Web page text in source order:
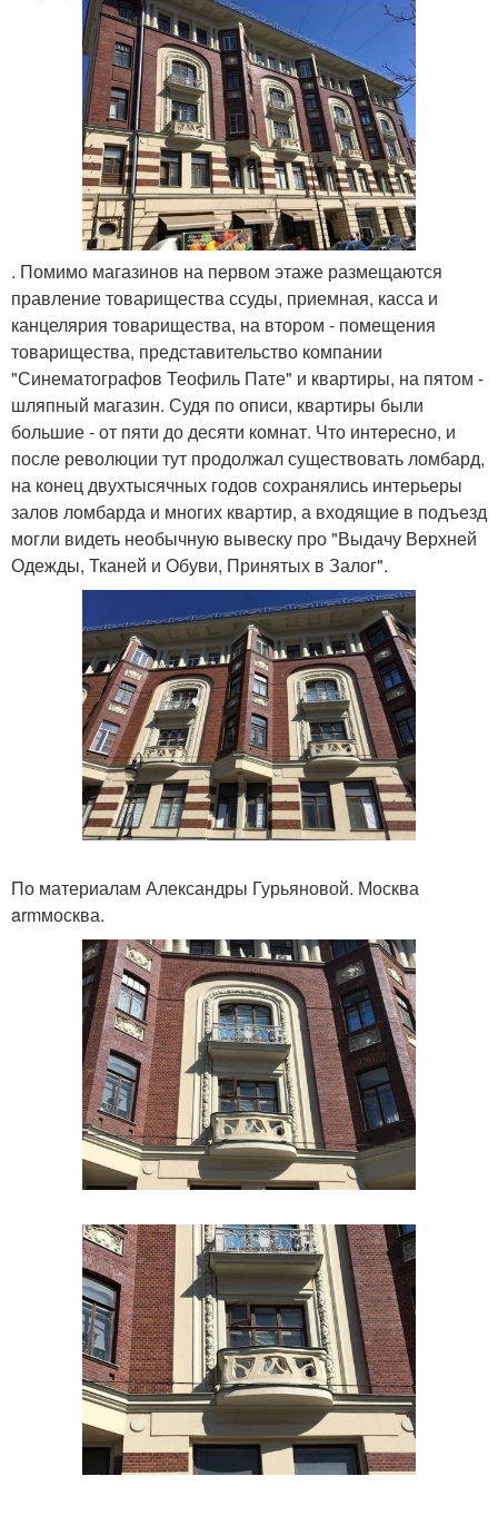
. Помимо магазинов на первом этаже размещаются
правление товарищества ссуды, приемная, касса и
канцелярия товарищества, на втором - помещения
товарищества, представительство компании
"Синематографов Теофиль Пате" и квартиры, на пятом -
шляпный магазин. Судя по описи, квартиры были
большие - от пяти до десяти комнат. Что интересно, и
после революции тут продолжал существовать ломбард,
на конец двухтысячных годов сохранялись интерьеры
залов ломбарда и многих квартир, а входящие в подъезд
могли видеть необычную вывеску про "Выдачу Верхней
Одежды, Тканей и Обуви, Принятых в Залог".
По материалам Александры Гурьяновой. Москва
armмосква.